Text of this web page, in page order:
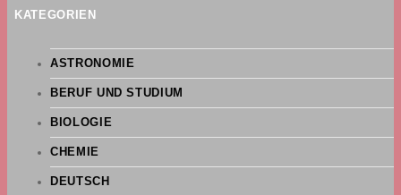
KATEGORIEN
ASTRONOMIE
BERUF UND STUDIUM
BIOLOGIE
CHEMIE
DEUTSCH